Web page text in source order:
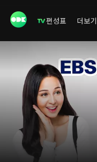
편성표 더보기